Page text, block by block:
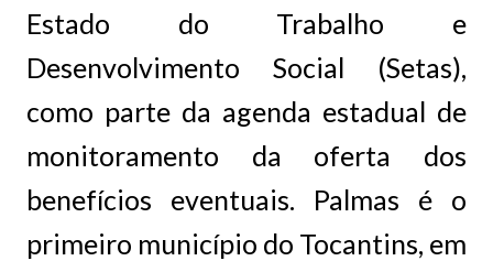
Estado do Trabalho e
Desenvolvimento Social (Setas),
como parte da agenda estadual de
monitoramento da oferta dos
benefícios eventuais. Palmas é o
primeiro município do Tocantins, em